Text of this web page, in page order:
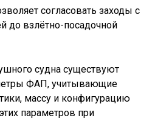
согласовать заходы с
до взлётно-посадочной
судна существуют
ФАП, учитывающие
массу и конфигурацию
параметров при